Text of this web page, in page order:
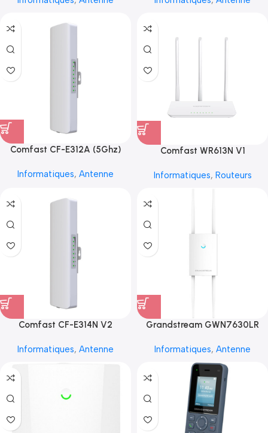
Comfast CF-E312A (5Ghz)
Informatiques, Antenne
Comfast WR613N V1
Informatiques, Routeurs
Comfast CF-E314N V2
Informatiques, Antenne
Grandstream GWN7630LR
Informatiques, Antenne